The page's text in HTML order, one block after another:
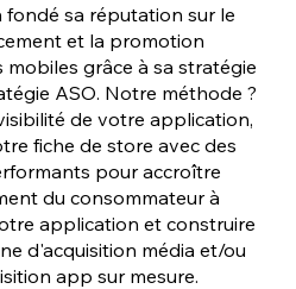
fondé sa réputation sur le
et la promotion
grâce à sa stratégie
ASO. Notre méthode ?
de votre application,
fiche de store avec des
pour accroître
du consommateur à
application et construire
d'acquisition média et/ou
app sur mesure.